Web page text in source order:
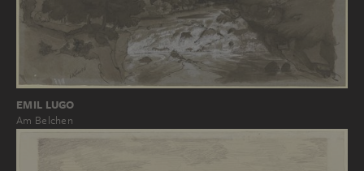
EMIL LUGO
Am Belchen